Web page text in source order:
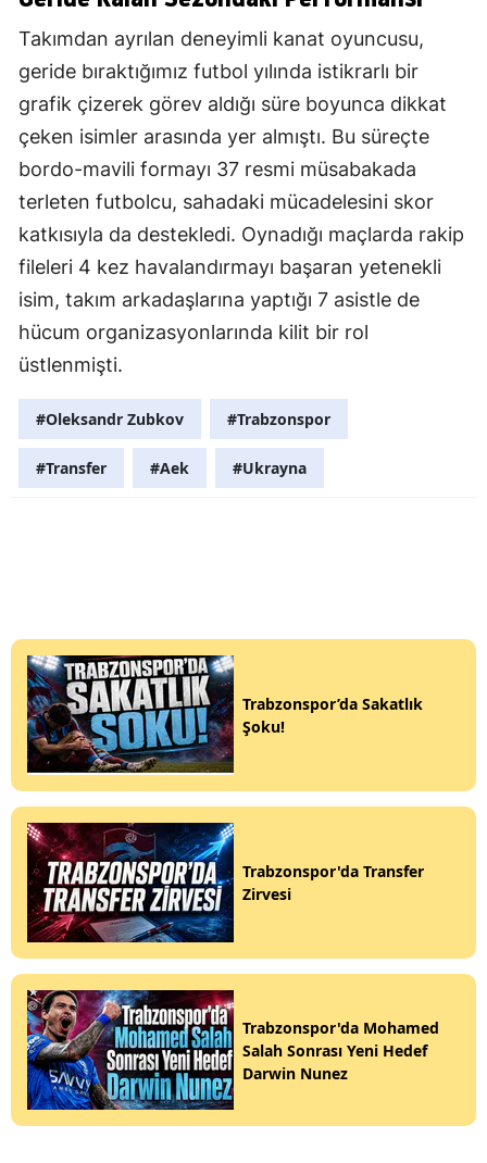
Takımdan ayrılan deneyimli kanat oyuncusu,
geride bıraktığımız futbol yılında istikrarlı bir
grafik çizerek görev aldığı süre boyunca dikkat
çeken isimler arasında yer almıştı. Bu süreçte
bordo-mavili formayı 37 resmi müsabakada
terleten futbolcu, sahadaki mücadelesini skor
katkısıyla da destekledi. Oynadığı maçlarda rakip
fileleri 4 kez havalandırmayı başaran yetenekli
isim, takım arkadaşlarına yaptığı 7 asistle de
hücum organizasyonlarında kilit bir rol
üstlenmişti.
#Oleksandr Zubkov #Trabzonspor
#Transfer #Aek #Ukrayna
Trabzonspor’da Sakatlık
Şoku!
Trabzonspor'da Transfer
Zirvesi
Trabzonspor'da Mohamed
Salah Sonrası Yeni Hedef
Darwin Nunez